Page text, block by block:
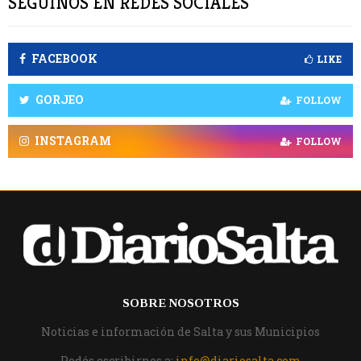
FACEBOOK LIKE
GORJEO FOLLOW
INSTAGRAM FOLLOW
SOBRE NOSOTROS
Noticias e información de Salta y sus Municipios